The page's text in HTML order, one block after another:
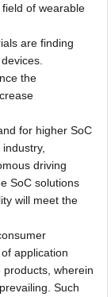
of wearable
are finding
the
for higher SoC
driving
SoC solutions
will meet the
application
wherein
Such